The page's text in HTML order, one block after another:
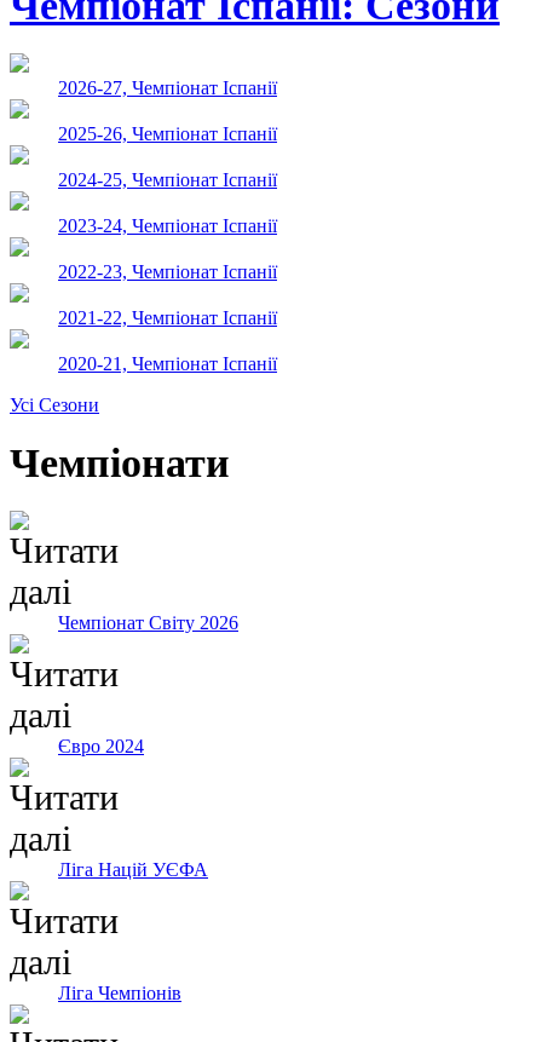
2026-27, Чемпiонат Іспанії
2025-26, Чемпiонат Іспанії
2024-25, Чемпiонат Іспанії
2023-24, Чемпiонат Іспанії
2022-23, Чемпiонат Іспанії
2021-22, Чемпiонат Іспанії
2020-21, Чемпiонат Іспанії
Усі Сезони
Чемпіонати
Чемпіонат Світу 2026
Євро 2024
Ліга Націй УЄФА
Ліга Чемпіонів